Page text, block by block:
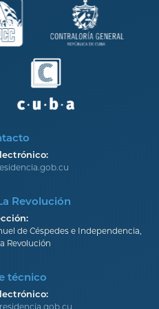
Revolución
de Céspedes e Independencia,
Revolución
técnico